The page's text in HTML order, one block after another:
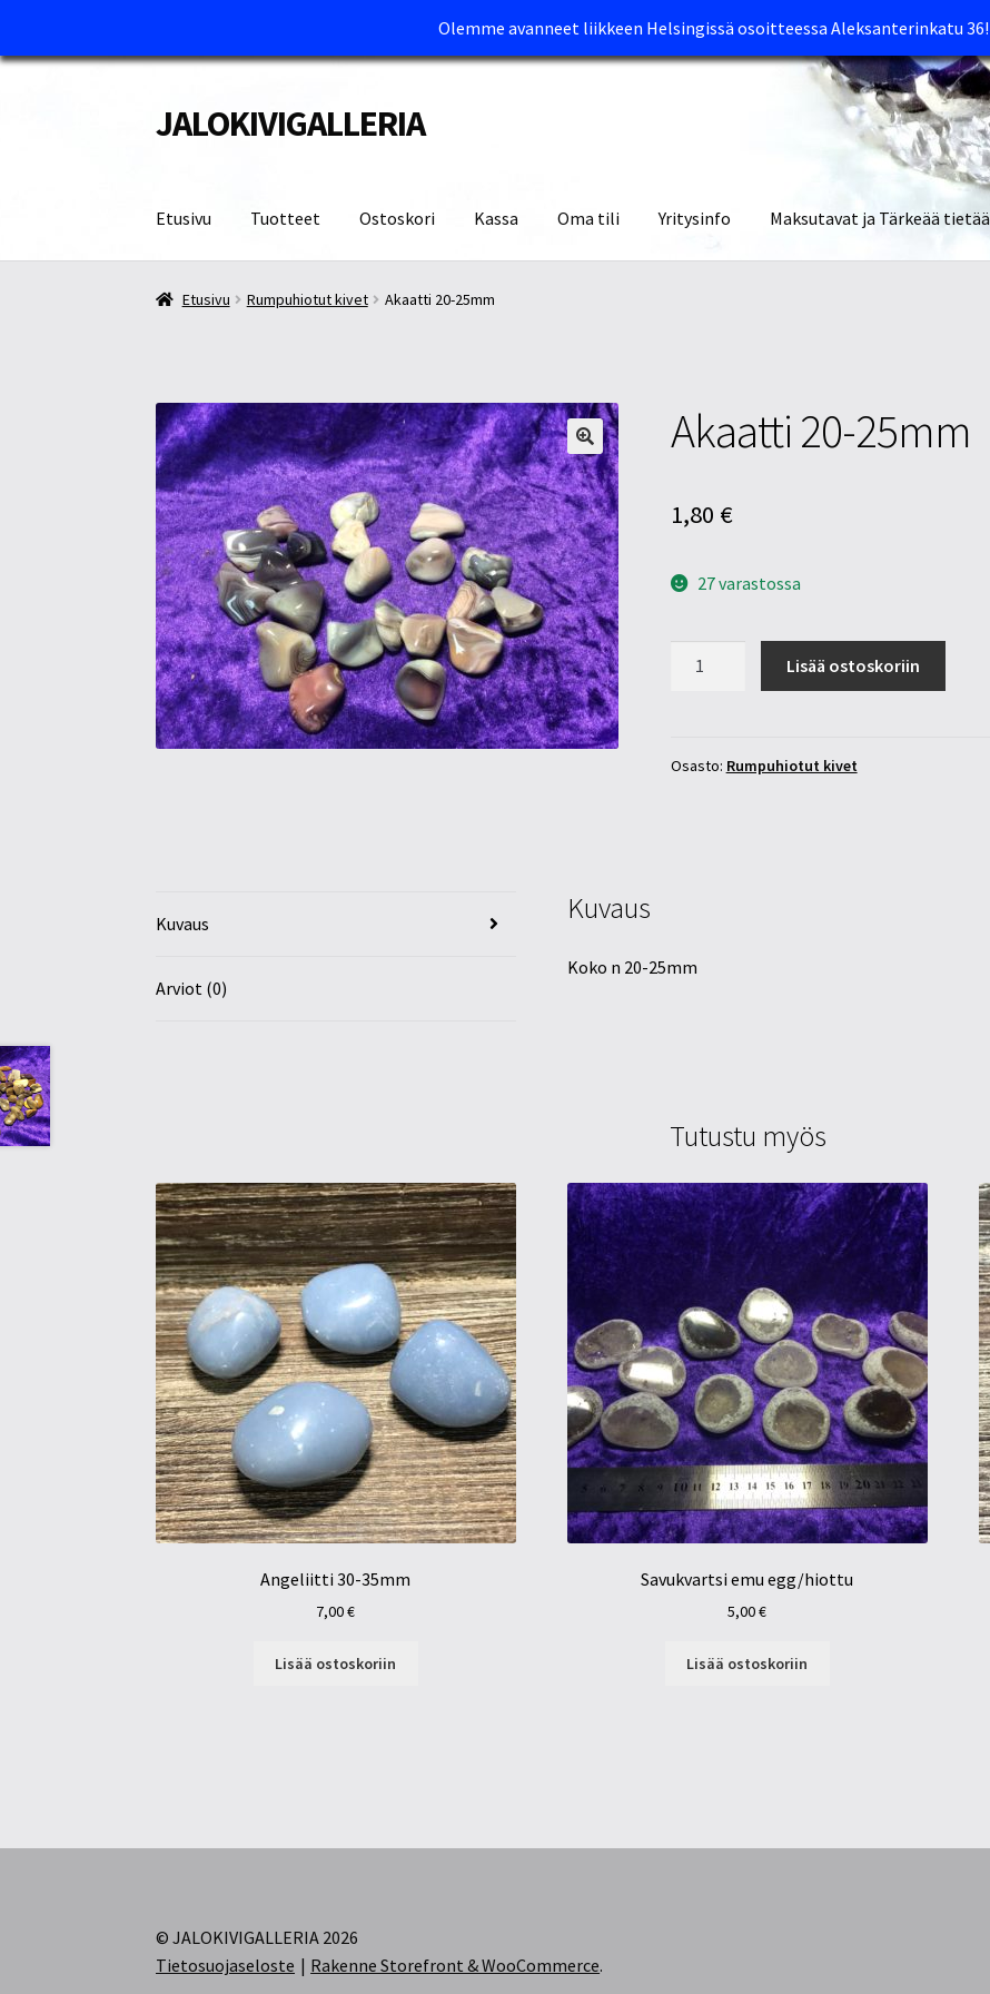
Olemme avanneet liikkeen Helsingissä osoitteessa Aleksanterinkatu 36!
Siirry
navigointiin
Siirry
sisältöön
JALOKIVIGALLERIA
Etusivu Tuotteet Ostoskori Kassa Oma tili Yritysinfo Maksutavat ja Tärkeää tietää
Etusivu Kassa Maksutavat ja Tärkeää tietää
Etusivu Rumpuhiotut kivet Akaatti 20-25mm
Akaatti 20-25mm
1,80 €
27 varastossa
Lisää ostoskoriin
Osasto: Rumpuhiotut kivet
Kuvaus
Arviot (0)
Kuvaus
Koko n 20-25mm
Tutustu myös
Angeliitti 30-35mm
7,00€
Lisää ostoskoriin
Savukvartsi emu egg/hiottu
5,00€
Lisää ostoskoriin
© JALOKIVIGALLERIA 2026
Tietosuojaseloste
Rakenne Storefront & WooCommerce.